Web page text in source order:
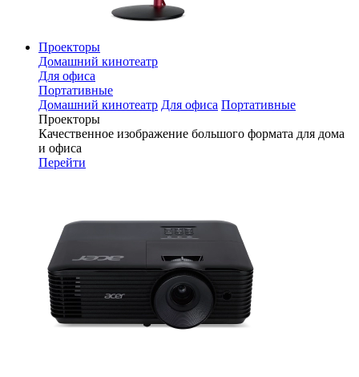
Проекторы
Домашний кинотеатр
Для офиса
Портативные
Домашний кинотеатр Для офиса Портативные
Проекторы
Качественное изображение большого формата для дома
и офиса
Перейти